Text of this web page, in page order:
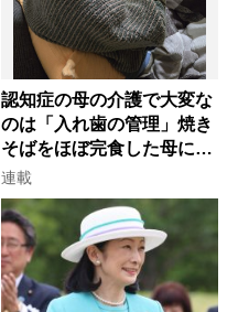
認知症の母の介護で大変な
のは「入れ歯の管理」焼き
そばをほぼ完食した母に息
子が血の気が引いた理由
連載